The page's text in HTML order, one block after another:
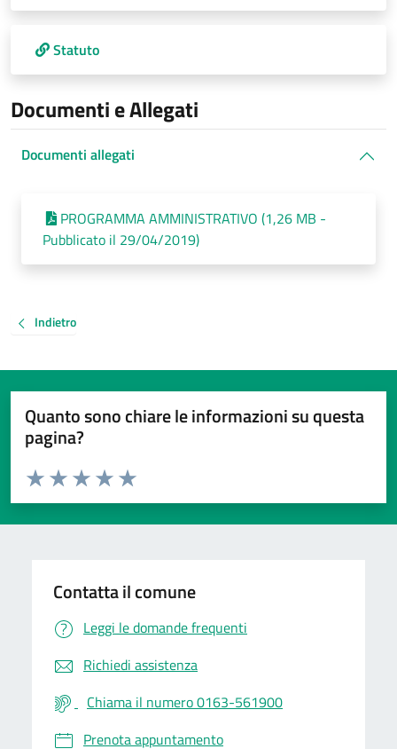
Statuto
Documenti e Allegati
Documenti allegati
PROGRAMMA AMMINISTRATIVO (1,26 MB -
Pubblicato il 29/04/2019)
Indietro
Quanto sono chiare le informazioni su questa
pagina?
Valuta da 1 a 5 stelle la pagina
Valuta 5 stelle su 5
Valuta 4 stelle su 5
Valuta 3 stelle su 5
Valuta 2 stelle su 5
Valuta 1 stelle su 5
Contatta il comune
Leggi le domande frequenti
Richiedi assistenza
Chiama il numero 0163-561900
Prenota appuntamento